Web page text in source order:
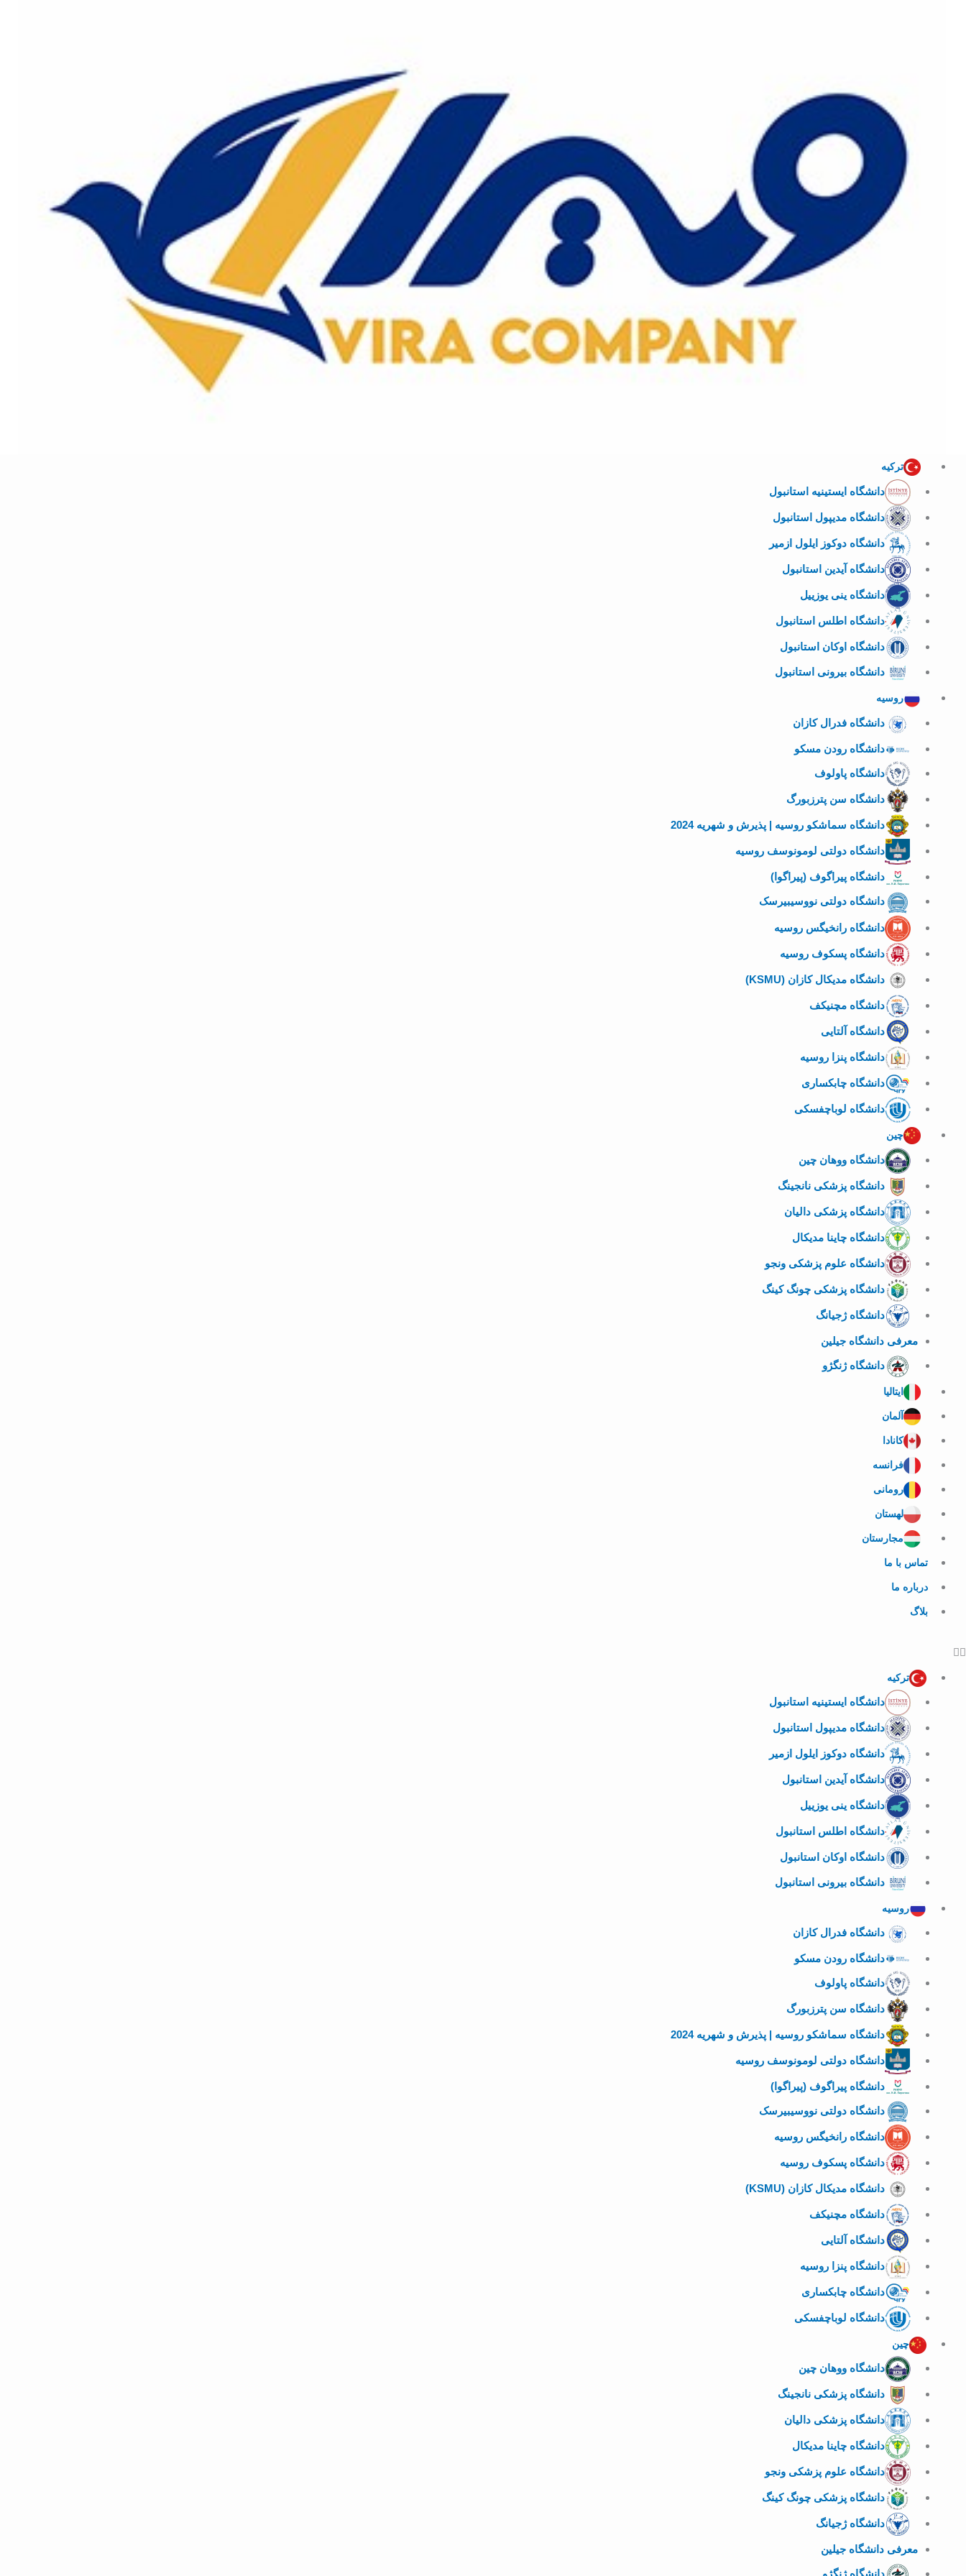
ترکیه
دانشگاه ایستینیه استانبول
دانشگاه مدیپول استانبول
دانشگاه دوکوز ایلول ازمیر
دانشگاه آیدین استانبول
دانشگاه ینی یوزییل
دانشگاه اطلس استانبول
دانشگاه اوکان استانبول
دانشگاه بیرونی استانبول
روسیه
دانشگاه فدرال کازان
دانشگاه رودن مسکو
دانشگاه پاولوف
دانشگاه سن پترزبورگ
دانشگاه سماشکو روسیه | پذیرش و شهریه 2024
دانشگاه دولتی لومونوسف روسیه
دانشگاه پیراگوف (پیراگوا)
دانشگاه دولتی نووسیبیرسک
دانشگاه رانخیگس روسیه
دانشگاه پسکوف روسیه
دانشگاه مدیکال کازان (KSMU)
دانشگاه مچنیکف
دانشگاه آلتایی
دانشگاه پنزا روسیه
دانشگاه چابکساری
دانشگاه لوباچفسکی
چین
دانشگاه ووهان چین
دانشگاه پزشکی نانجینگ
دانشگاه پزشکی دالیان
دانشگاه چاینا مدیکال
دانشگاه علوم پزشکی ونجو
دانشگاه پزشکی چونگ کینگ
دانشگاه ژجیانگ
معرفی دانشگاه جیلین
دانشگاه ژنگژو
ایتالیا
آلمان
کانادا
فرانسه
رومانی
لهستان
مجارستان
تماس با ما
درباره ما
بلاگ
ترکیه
دانشگاه ایستینیه استانبول
دانشگاه مدیپول استانبول
دانشگاه دوکوز ایلول ازمیر
دانشگاه آیدین استانبول
دانشگاه ینی یوزییل
دانشگاه اطلس استانبول
دانشگاه اوکان استانبول
دانشگاه بیرونی استانبول
روسیه
دانشگاه فدرال کازان
دانشگاه رودن مسکو
دانشگاه پاولوف
دانشگاه سن پترزبورگ
دانشگاه سماشکو روسیه | پذیرش و شهریه 2024
دانشگاه دولتی لومونوسف روسیه
دانشگاه پیراگوف (پیراگوا)
دانشگاه دولتی نووسیبیرسک
دانشگاه رانخیگس روسیه
دانشگاه پسکوف روسیه
دانشگاه مدیکال کازان (KSMU)
دانشگاه مچنیکف
دانشگاه آلتایی
دانشگاه پنزا روسیه
دانشگاه چابکساری
دانشگاه لوباچفسکی
چین
دانشگاه ووهان چین
دانشگاه پزشکی نانجینگ
دانشگاه پزشکی دالیان
دانشگاه چاینا مدیکال
دانشگاه علوم پزشکی ونجو
دانشگاه پزشکی چونگ کینگ
دانشگاه ژجیانگ
معرفی دانشگاه جیلین